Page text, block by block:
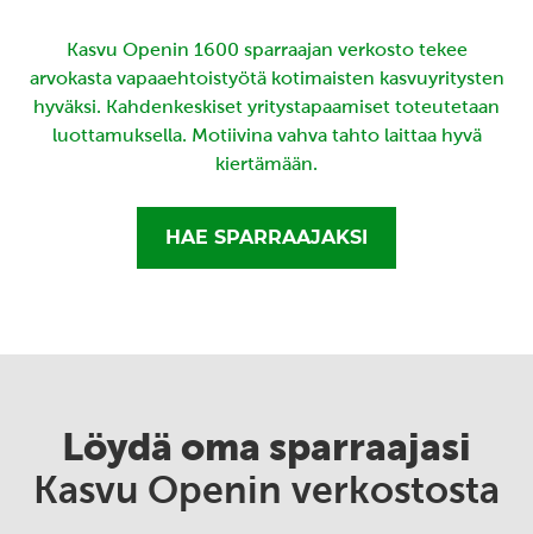
Kasvu Openin 1600 sparraajan verkosto tekee
arvokasta vapaaehtoistyötä kotimaisten kasvuyritysten
hyväksi. Kahdenkeskiset yritystapaamiset toteutetaan
luottamuksella. Motiivina vahva tahto laittaa hyvä
kiertämään.
HAE SPARRAAJAKSI
Löydä oma sparraajasi
Kasvu Openin verkostosta